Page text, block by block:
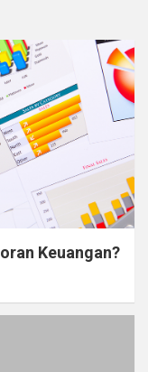
Keuangan?